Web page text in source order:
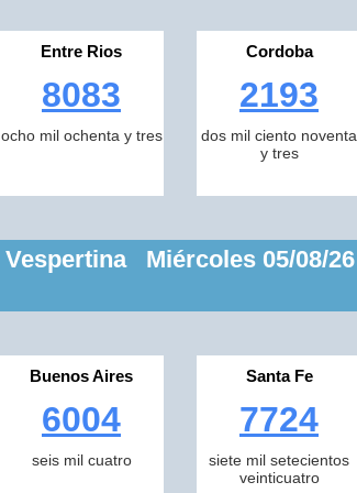
Entre Rios
8083
ocho mil ochenta y tres
Cordoba
2193
dos mil ciento noventa
y tres
Vespertina Miércoles 05/08/26
Buenos Aires
6004
seis mil cuatro
Santa Fe
7724
siete mil setecientos
veinticuatro